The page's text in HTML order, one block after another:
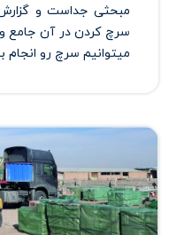
مبحثی جداست و
سرچ کردن در آن جامع
میتوانیم سرچ رو